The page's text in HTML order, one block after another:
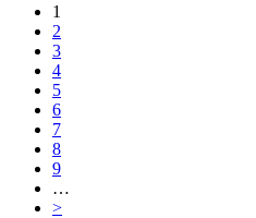
1
2
3
4
5
6
7
8
9
…
>